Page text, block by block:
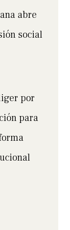
abre
social
por
para